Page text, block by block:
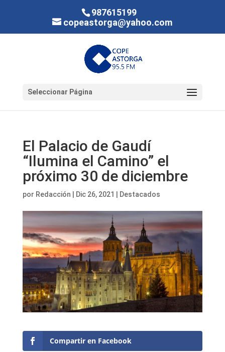
987615199
copeastorga@yahoo.com
Seleccionar Página
El Palacio de Gaudí
“Ilumina el Camino” el
próximo 30 de diciembre
por Redacción Dic 26, 2021 Destacados
Compartir en Facebook